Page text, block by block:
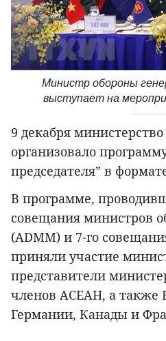
Министр обороны
выступает на
9 декабря
организовало
председателя” в
В программе,
совещания министров
(ADMM) и 7-го
приняли участие
представители
членов АСЕАН, а также
Германии, Канады и